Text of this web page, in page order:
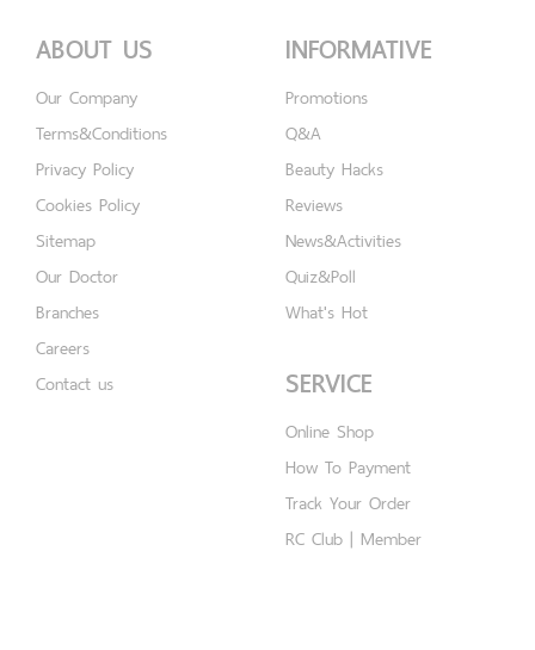
ABOUT US
Our Company
Terms&Conditions
Privacy Policy
Cookies Policy
Sitemap
Our Doctor
Branches
Careers
Contact us
INFORMATIVE
Promotions
Q&A
Beauty Hacks
Reviews
News&Activities
Quiz&Poll
What's Hot
SERVICE
Online Shop
How To Payment
Track Your Order
RC Club | Member